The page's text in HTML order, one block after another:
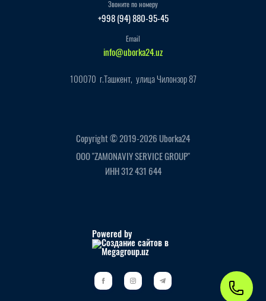
info@uborka24.uz
Email
Звоните по номеру
+998 (94) 880-95-45
100070 г.Ташкент, улица Чилонзор 87
Copyright © 2019-2026 Uborka24
ООО "ZAMONAVIY SERVICE GROUP"
ИНН 312 431 644
Powered by